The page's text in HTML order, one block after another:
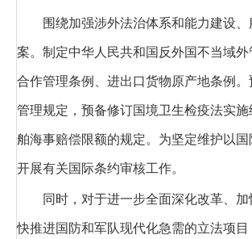
围绕加强涉外法治体系和能力建设
案。制定中华人民共和国反外国不当域
合作管理条例、进出口货物原产地条例
管理规定，预备修订国境卫生检疫法实
舶海事赔偿限额的规定。为坚定维护以
开展有关国际条约审核工作。
同时，对于进一步全面深化改革、
快推进国防和军队现代化急需的立法项